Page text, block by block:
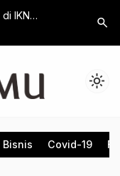
IKN
Dua Periode
Di
Program
search
light_mode
Bisnis Covid-19